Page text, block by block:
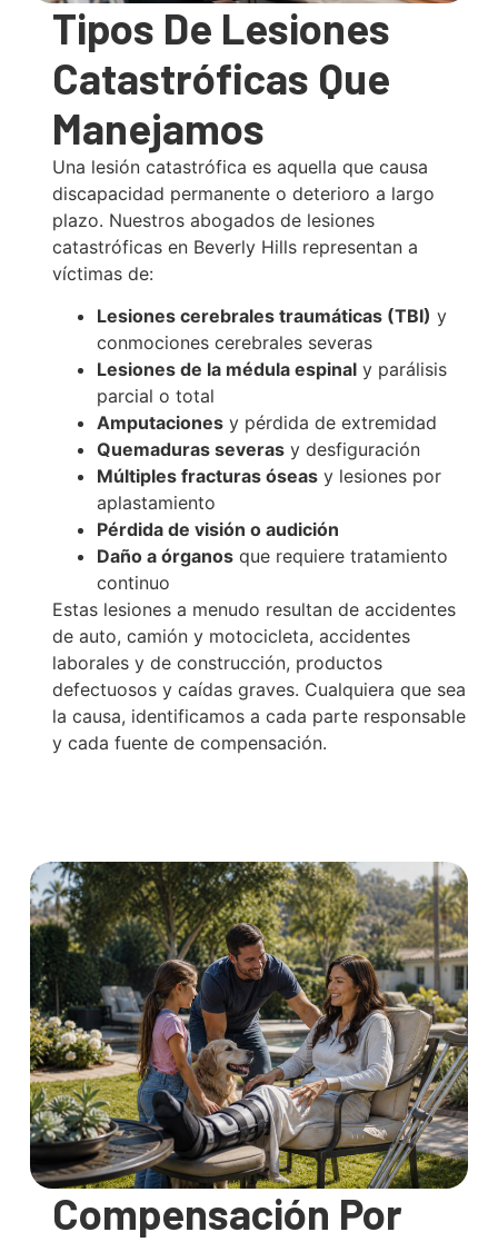
Tipos De Lesiones
Catastróficas Que
Manejamos
Una lesión catastrófica es aquella que causa
discapacidad permanente o deterioro a largo
plazo. Nuestros abogados de lesiones
catastróficas en Beverly Hills representan a
víctimas de:
Lesiones cerebrales traumáticas (TBI) y
conmociones cerebrales severas
Lesiones de la médula espinaly parálisis
parcial o total
Amputacionesy pérdida de extremidad
Quemaduras severasy desfiguración
Múltiples fracturas óseasy lesiones por
aplastamiento
Pérdida de visión o audición
Daño a órganosque requiere tratamiento
continuo
Estas lesiones a menudo resultan de accidentes
de auto, camión y motocicleta, accidentes
laborales y de construcción, productos
defectuosos y caídas graves. Cualquiera que sea
la causa, identificamos a cada parte responsable
y cada fuente de compensación.
Compensación Por